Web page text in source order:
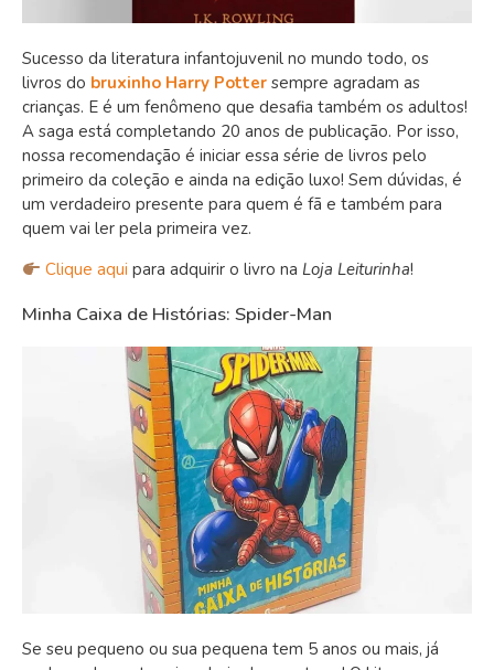
Sucesso da literatura infantojuvenil no mundo todo, os
livros do bruxinho Harry Potter sempre agradam as
crianças. E é um fenômeno que desafia também os adultos!
A saga está completando 20 anos de publicação. Por isso,
nossa recomendação é iniciar essa série de livros pelo
primeiro da coleção e ainda na edição luxo! Sem dúvidas, é
um verdadeiro presente para quem é fã e também para
quem vai ler pela primeira vez.
Clique aqui para adquirir o livro na Loja Leiturinha!
Minha Caixa de Histórias: Spider-Man
Se seu pequeno ou sua pequena tem 5 anos ou mais, já